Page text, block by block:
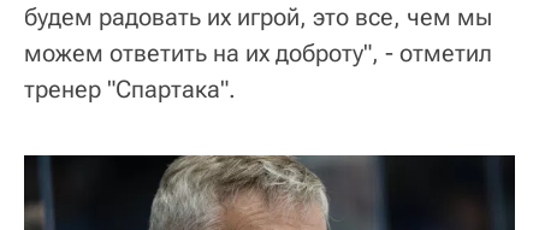
будем радовать их игрой, это все, чем мы
можем ответить на их доброту", - отметил
тренер "Спартака".